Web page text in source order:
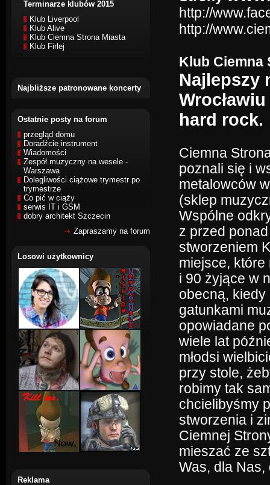
Terminarze klubów 2015
Klub Liverpool
Klub Alive
Klub Ciemna Strona Miasta
Klub Firlej
Najbliższe patronowane koncerty
Ostatnie posty na forum
przegląd domu
Doradźcie instrument
Wiadomości
Zespół muzyczny na wesele -
Warszawa
Dolegliwości ciążowe trymestr po
trymestrze
Co pić w ciąży
serwis IT i GSM
dobry architekt Szczecin
Zapraszamy na forum
Losowi użytkownicy
Reklama
http://
http://
Klub Ciemna
Najlepszy
hard rock.
Ciemna
poznali się i
metalowców
(sklep
Wspólne
z przed
stworzeniem
miejsce, które
i 90 żyjące w
obecną, kiedy
gatunkami
opowiadane
wiele lat
młodsi
przy stole,
robimy tak
chcielibyśmy
stworzenia i
Ciemnej
mieszać ze
Was, dla